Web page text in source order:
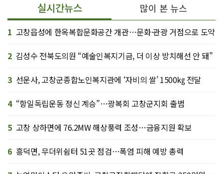
실시간뉴스
1 고창읍성에 한옥복합문화공간 개관…문화·관광 거점으로 도약
2 김성수 전북도의원 “예술인복지기금, 더 이상 방치해선 안 돼”
3 선운사, 고창군종합노인복지관에 ‘자비의 쌀’ 1500㎏ 전달
4 “항일독립운동 정신 계승”…광복회 고창군지회 출범
5 고창 상하면에 76.2MW 해상풍력 조성…금융지원 확보
6 흥덕면, 무더위쉼터 51곳 점검…폭염 피해 예방 총력
많이 본 뉴스